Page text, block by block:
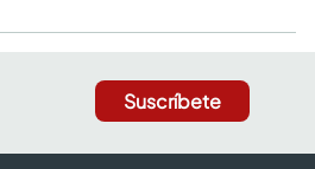
Suscríbete